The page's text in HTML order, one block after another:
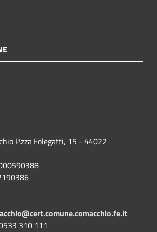
P.zza Folegatti, 15 - 44022
310 111